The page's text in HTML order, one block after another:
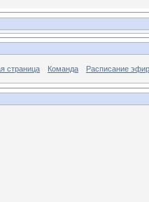
страница Команда Расписание